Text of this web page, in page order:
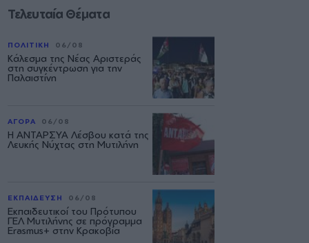
Τελευταία Θέματα
ΠΟΛΙΤΙΚΗ 06/08
Κάλεσμα της Νέας Αριστεράς
στη συγκέντρωση για την
Παλαιστίνη
ΑΓΟΡΑ 06/08
Η ΑΝΤΑΡΣΥΑ Λέσβου κατά της
Λευκής Νύχτας στη Μυτιλήνη
ΕΚΠΑΙΔΕΥΣΗ 06/08
Εκπαιδευτικοί του Πρότυπου
ΓΕΛ Μυτιλήνης σε πρόγραμμα
Erasmus+ στην Κρακοβία